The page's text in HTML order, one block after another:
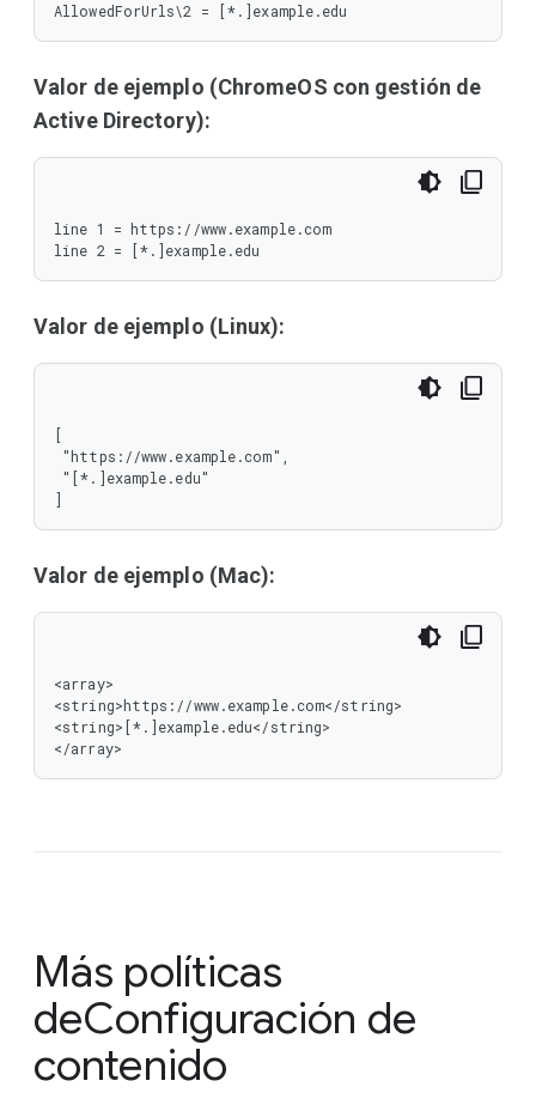
AllowedForUrls\2 = [*.]example.edu
Valor de ejemplo (ChromeOS con gestión de
Active Directory):
line 1 = https://www.example.com
line 2 = [*.]example.edu
Valor de ejemplo (Linux):
[
]
Valor de ejemplo (Mac):
<array>
<string>https://www.example.com</string>
<string>[*.]example.edu</string>
</array>
Más políticas
deConfiguración de
contenido